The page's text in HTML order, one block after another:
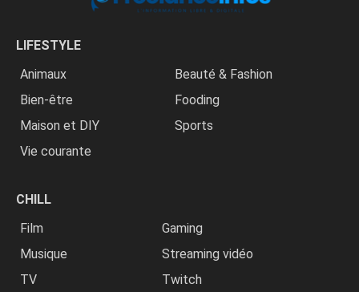
LIFESTYLE
Animaux
Beauté & Fashion
Bien-être
Fooding
Maison et DIY
Sports
Vie courante
CHILL
Film
Gaming
Musique
Streaming vidéo
TV
Twitch